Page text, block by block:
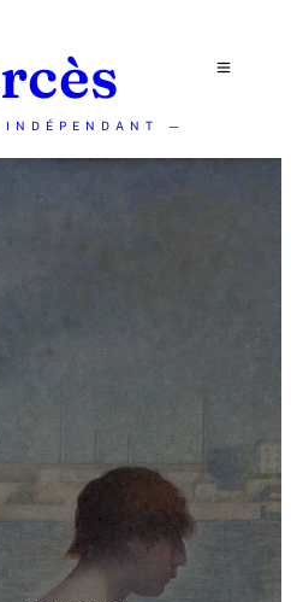
—